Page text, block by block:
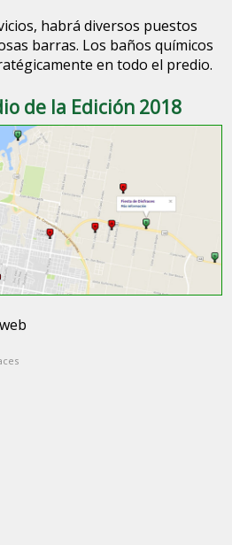
habrá diversos puestos
barras. Los baños químicos
en todo el predio.
de la Edición 2018